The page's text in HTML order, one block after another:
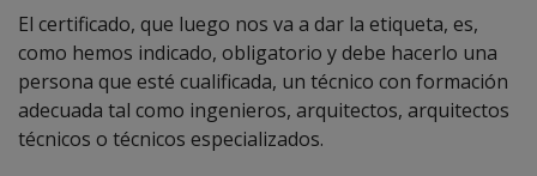
El certificado, que luego nos va a dar la etiqueta, es,
como hemos indicado, obligatorio y debe hacerlo una
persona que esté cualificada, un técnico con formación
adecuada tal como ingenieros, arquitectos, arquitectos
técnicos o técnicos especializados.